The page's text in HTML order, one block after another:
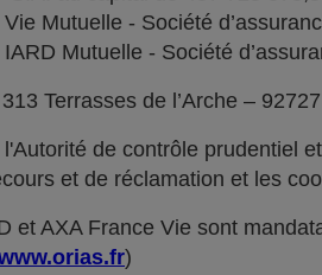
Mutuelle - Société
Mutuelle - Société
Terrasses de l’Arche –
de contrôle prudentiel
et de réclamation et les
et AXA France Vie sont
)